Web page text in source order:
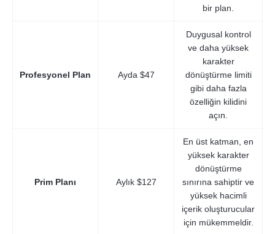
bir plan.
Profesyonel Plan Ayda $47
Duygusal kontrol
ve daha yüksek
karakter
dönüştürme limiti
gibi daha fazla
özelliğin kilidini
açın.
Prim Planı Aylık $127
En üst katman, en
yüksek karakter
dönüştürme
sınırına sahiptir ve
yüksek hacimli
içerik oluşturucular
için mükemmeldir.